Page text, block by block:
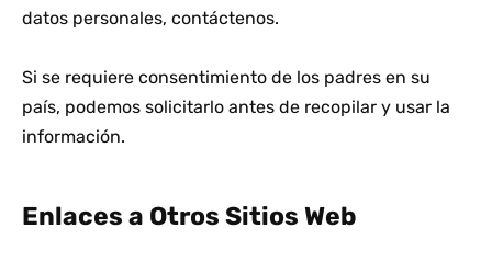
datos personales, contáctenos.
Si se requiere consentimiento de los padres en su
país, podemos solicitarlo antes de recopilar y usar la
información.
Enlaces a Otros Sitios Web